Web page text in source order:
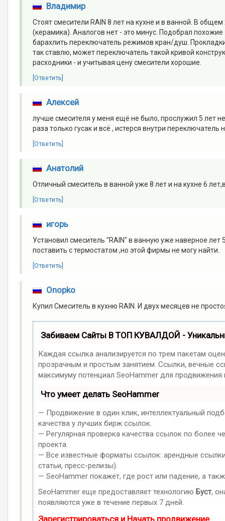
Владимир
Стоят смесители RAIN 8 лет на кухне и в ванной. В
(керамика). Аналогов нет - это минус. Подобрал
барахлить переключатель режимов кран/душ.
так ставлю, может переключатель такой кривой
расходники - и учитывая цену смесители хорошие.
[Ответить]
Алексей
лучше смесителя у меня ещё не было, прослужил 5 лет
раза только гусак и всё , истерся внутри
[Ответить]
Анатолий
Отличный смеситель в ванной уже 8 лет и на кухне 6
[Ответить]
игорь
Установил смеситель "RAIN" в ванную уже наверное
поставить с термостатом ,но этой фирмы не могу найти.
[Ответить]
Onopko
Купил Смеситель в кухню RAIN. И двух месяцев не
Забиваем Сайты В ТОП КУВАЛДОЙ -
Каждая ссылка анализируется по трем пакетам
прозрачным и простым занятием. Ссылки, вечные
максимуму потенциал SeoHammer для продвижения
Что умеет делать SeoHammer
— Продвижение в один клик, интеллектуальный
качества у лучших бирж ссылок.
— Регулярная проверка качества ссылок по более
проекта.
— Все известные форматы ссылок: арендные
статьи, пресс-релизы).
— SeoHammer покажет, где рост или падение, а
SeoHammer еще предоставляет технологиюБуст,
появляются уже в течение первых 7 дней.
Зарегистрироваться и Начать продвижение